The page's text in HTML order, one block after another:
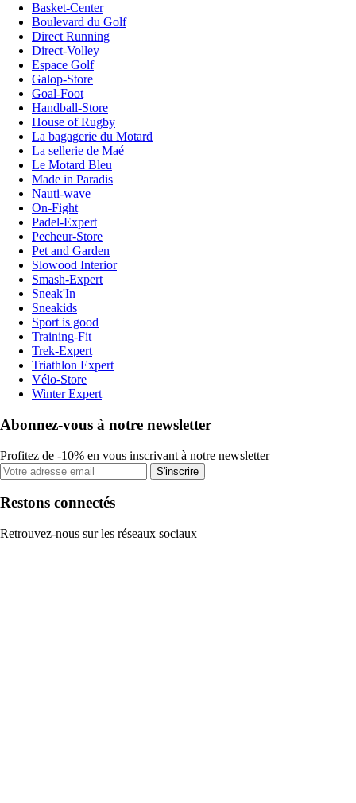
Basket-Center
Boulevard du Golf
Direct Running
Direct-Volley
Espace Golf
Galop-Store
Goal-Foot
Handball-Store
House of Rugby
La bagagerie du Motard
La sellerie de Maé
Le Motard Bleu
Made in Paradis
Nauti-wave
On-Fight
Padel-Expert
Pecheur-Store
Pet and Garden
Slowood Interior
Smash-Expert
Sneak'In
Sneakids
Sport is good
Training-Fit
Trek-Expert
Triathlon Expert
Vélo-Store
Winter Expert
Abonnez-vous à notre newsletter
Profitez de -10% en vous inscrivant à notre newsletter
S'inscrire
Restons connectés
Retrouvez-nous sur les réseaux sociaux